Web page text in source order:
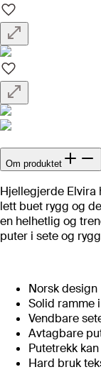
Om produktet
Hjellegjerde Elvira
lett buet rygg og
en helhetlig og
puter i sete og
Norsk design
Solid ramme
Vendbare
Avtagbare
Putetrekk
Hard bruk